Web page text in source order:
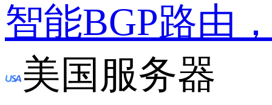
智能BGP路由
美国服务器